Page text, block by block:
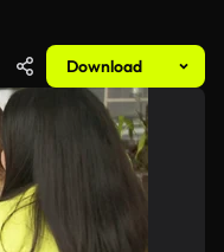
Download